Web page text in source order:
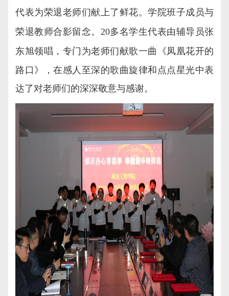
代表为荣退老师们献上了鲜花。学院班子成员与
荣退教师合影留念。 20多名学生代表由辅导员张
东旭领唱，专门为老师们献歌一曲《凤凰花开的
路口 》， 在感人至深的歌曲旋律和点点星光中表
达了对老师们的深深敬意与感谢。